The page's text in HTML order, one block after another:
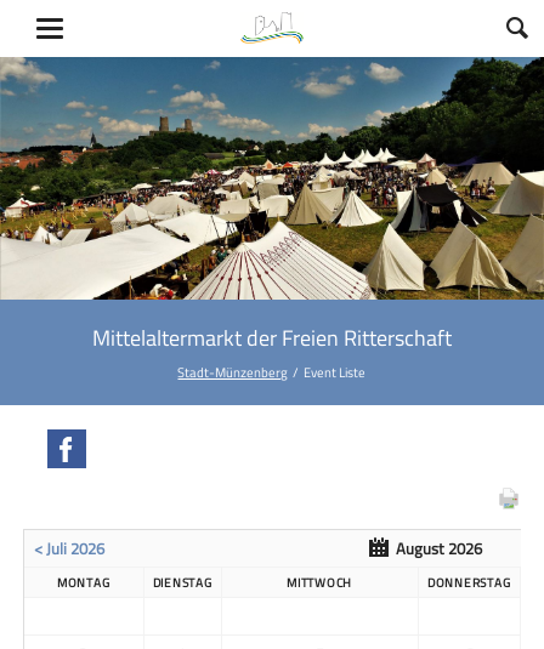
Mittelaltermarkt der Freien Ritterschaft
Stadt-Münzenberg Event Liste
< Juli 2026 August 2026
MONTAG DIENSTAG MITTWOCH DONNERSTAG